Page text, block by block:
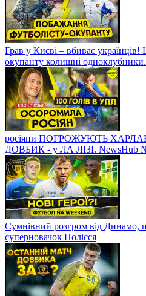
Грав у Києві – вбиває
окупанту колишні
росіяни ПОГРОЖУЮТЬ
ДОВБИК - у ЛА ЛІЗІ. NewsHub
Сумнівний розгром від Динамо,
суперновачок Полісся